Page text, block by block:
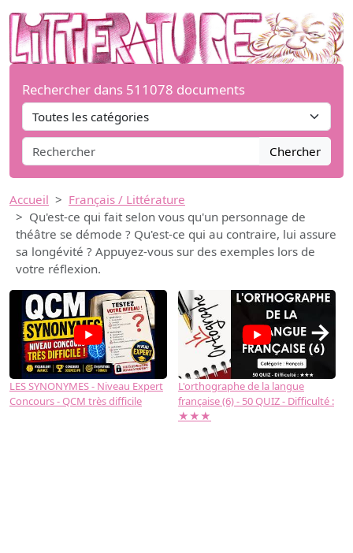
Rechercher dans 511078 documents
Chercher
Accueil
Français / Littérature
Qu'est-ce qui fait selon vous qu'un personnage de
théâtre se démode ? Qu'est-ce qui au contraire, lui assure
sa longévité ? Appuyez-vous sur des exemples lors de
votre réflexion.
LES SYNONYMES - Niveau Expert
Concours - QCM très difficile
L'orthographe de la langue
française (6) - 50 QUIZ - Difficulté :
★★★
→